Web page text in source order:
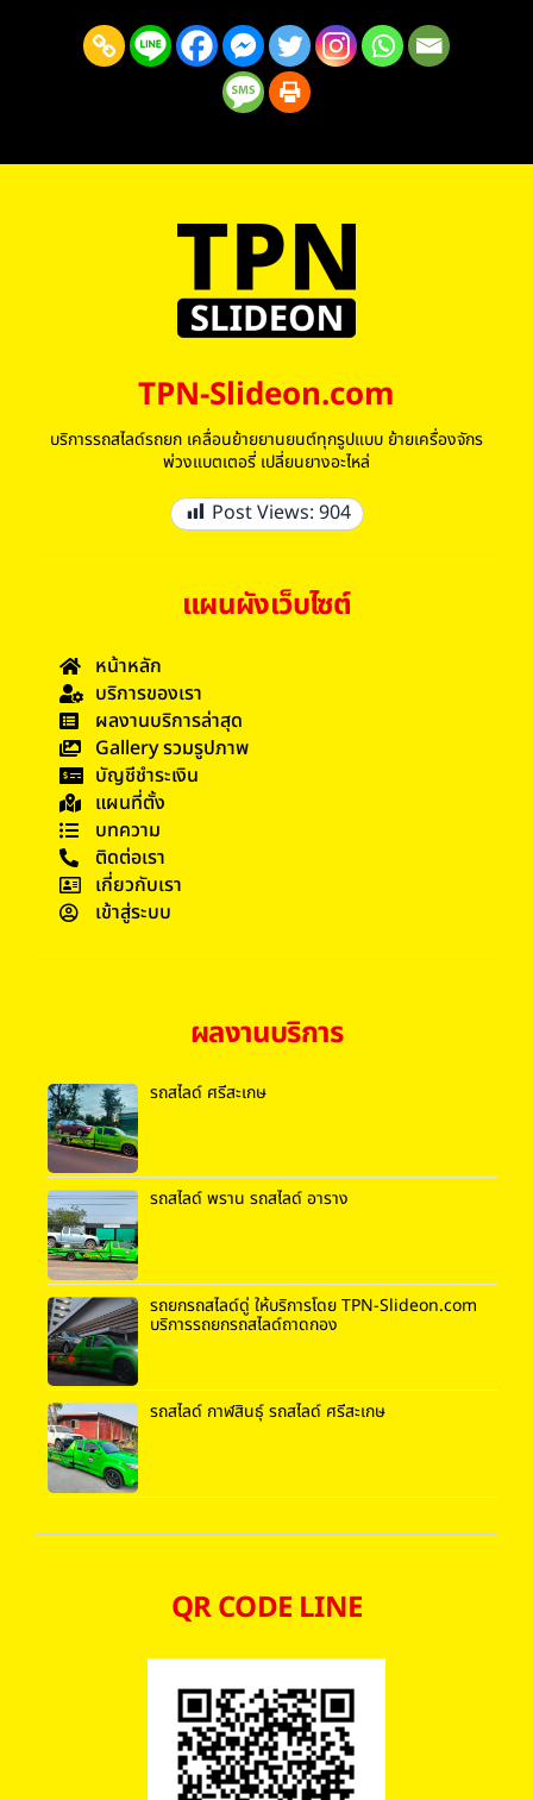
TPN-Slideon.com
บริการรถสไลด์รถยก เคลื่อนย้ายยานยนต์ทุกรูปแบบ ย้ายเครื่องจักร
พ่วงแบตเตอรี่ เปลี่ยนยางอะไหล่
Post Views: 904
แผนผังเว็บไซต์
หน้าหลัก
บริการของเรา
ผลงานบริการล่าสุด
Gallery รวมรูปภาพ
บัญชีชำระเงิน
แผนที่ตั้ง
บทความ
ติดต่อเรา
เกี่ยวกับเรา
เข้าสู่ระบบ
ผลงานบริการ
รถสไลด์ ศรีสะเกษ
รถสไลด์ พราน รถสไลด์ อาราง
รถยกรถสไลด์ดู่ ให้บริการโดย TPN-Slideon.com
บริการรถยกรถสไลด์ถาดกอง
รถสไลด์ กาฬสินธุ์ รถสไลด์ ศรีสะเกษ
QR CODE LINE